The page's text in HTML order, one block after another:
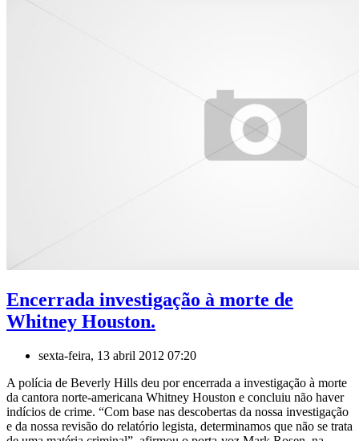
Encerrada investigação à morte de
Whitney Houston.
sexta-feira, 13 abril 2012 07:20
A polícia de Beverly Hills deu por encerrada a investigação à morte
da cantora norte-americana Whitney Houston e concluiu não haver
indícios de crime. “Com base nas descobertas da nossa investigação
e da nossa revisão do relatório legista, determinamos que não se trata